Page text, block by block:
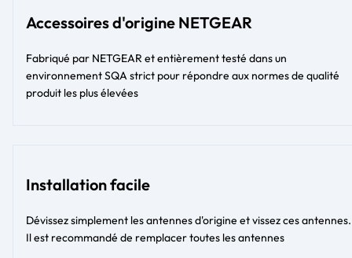
Accessoires d'origine NETGEAR
Fabriqué par NETGEAR et entièrement testé dans un
environnement SQA strict pour répondre aux normes de qualité
produit les plus élevées
Installation facile
Dévissez simplement les antennes d'origine et vissez ces antennes.
Il est recommandé de remplacer toutes les antennes